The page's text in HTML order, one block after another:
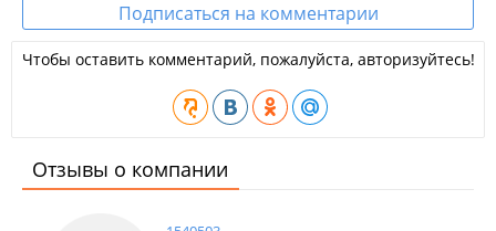
«Я всю жизнь здесь торговал»: во Владивостоке активно
разгоняют нелегальные елочные базары.
Из 13 ёлочных базаров во Владивостоке полностью и
вовремя открылись только два
Число официальных ёлочных базаров во Владивостоке
Семь официальных точек продажи новогодних ёлок будут
Подписаться на комментарии
Чтобы оставить комментарий, пожалуйста, авторизуйтесь!
Отзывы о компании